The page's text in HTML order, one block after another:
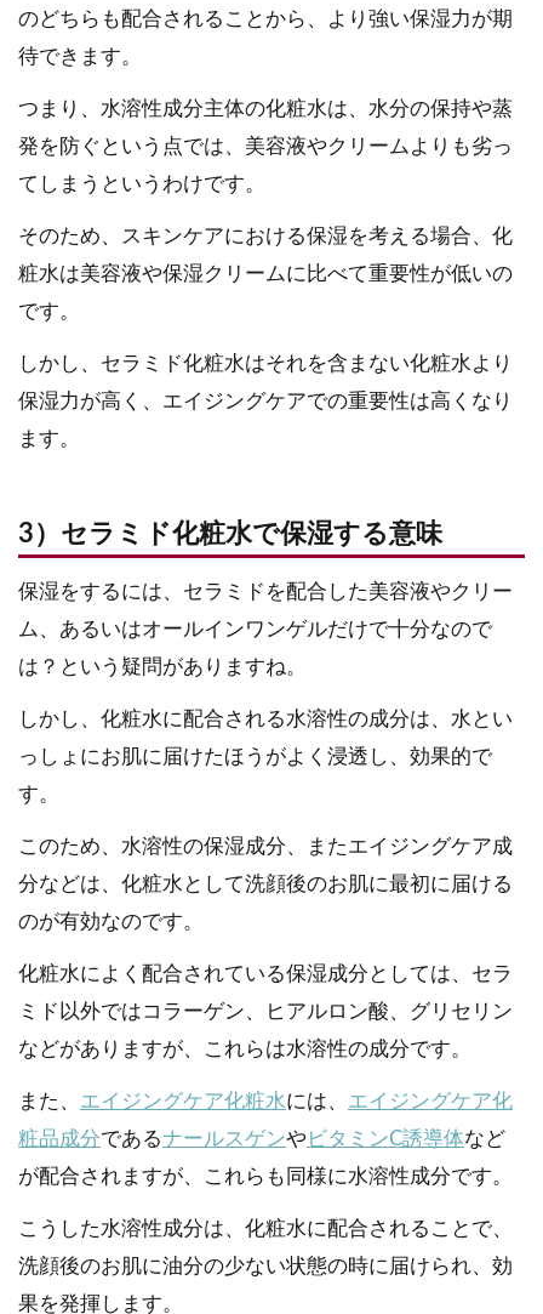
のどちらも配合されることから、より強い保湿力が期
待できます。
つまり、水溶性成分主体の化粧水は、水分の保持や蒸
発を防ぐという点では、美容液やクリームよりも劣っ
てしまうというわけです。
そのため、スキンケアにおける保湿を考える場合、化
粧水は美容液や保湿クリームに比べて重要性が低いの
です。
しかし、セラミド化粧水はそれを含まない化粧水より
保湿力が高く、エイジングケアでの重要性は高くなり
ます。
3）セラミド化粧水で保湿する意味
保湿をするには、セラミドを配合した美容液やクリー
ム、あるいはオールインワンゲルだけで十分なので
は？という疑問がありますね。
しかし、化粧水に配合される水溶性の成分は、水とい
っしょにお肌に届けたほうがよく浸透し、効果的で
す。
このため、水溶性の保湿成分、またエイジングケア成
分などは、化粧水として洗顔後のお肌に最初に届ける
のが有効なのです。
化粧水によく配合されている保湿成分としては、セラ
ミド以外ではコラーゲン、ヒアルロン酸、グリセリン
などがありますが、これらは水溶性の成分です。
また、 エイジングケア化粧水には、 エイジングケア化
粧品成分であるナールスゲンやビタミンC誘導体など
が配合されますが、これらも同様に水溶性成分です。
こうした水溶性成分は、化粧水に配合されることで、
洗顔後のお肌に油分の少ない状態の時に届けられ、効
果を発揮します。